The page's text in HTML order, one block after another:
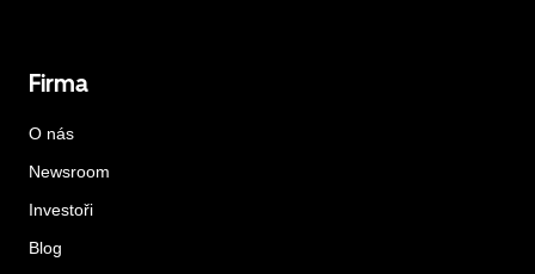
Firma
O nás
Newsroom
Investoři
Blog